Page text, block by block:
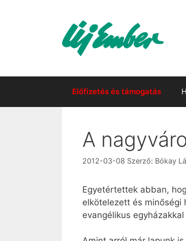
Előfizetés és támogatás
A
2012-03-08 Szerző: Bókay
Egyetértettek abban,
elkötelezett és minőségi
evangélikus